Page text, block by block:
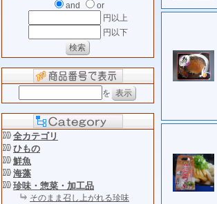
and
or
円以上
円以下
を
全カテゴリ
ひもの
鮮魚
海藻
珍味・惣菜・加工品
そのまま召し上がれる珍味